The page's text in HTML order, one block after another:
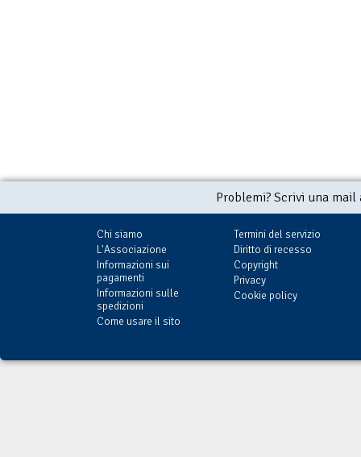
Problemi? Scrivi una
Chi siamo
L'Associazione
Informazioni sui
pagamenti
Informazioni sulle
spedizioni
Come usare il sito
Termini del servizio
Diritto di recesso
Copyright
Privacy
Cookie policy